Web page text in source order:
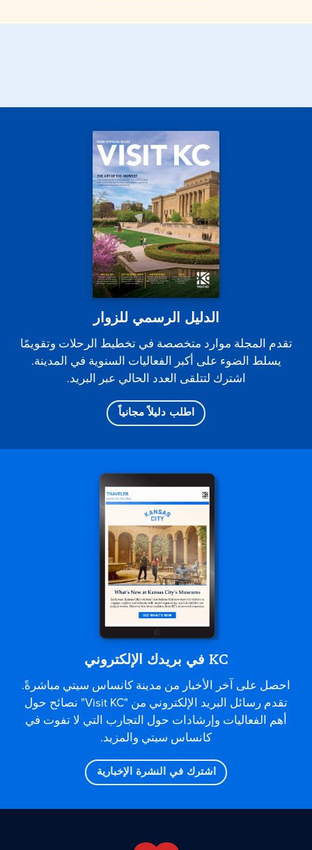
الدليل الرسمي للزوار
تقدم المجلة موارد متخصصة في تخطيط الرحلات وتقويمًا
يسلط الضوء على أكبر الفعاليات السنوية في المدينة.
اشترك لتتلقى العدد الحالي عبر البريد.
اطلب دليلاً مجانياً
KC في بريدك الإلكتروني
احصل على آخر الأخبار من مدينة كانساس سيتي مباشرةً.
تقدم رسائل البريد الإلكتروني من "Visit KC" نصائح حول
أهم الفعاليات وإرشادات حول التجارب التي لا تفوت في
كانساس سيتي والمزيد.
اشترك في النشرة الإخبارية